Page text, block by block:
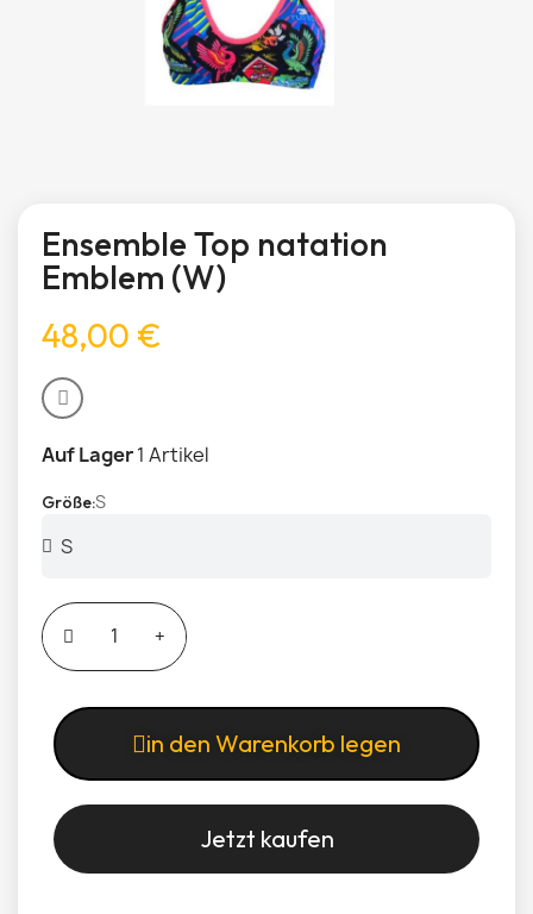
Ensemble Top natation
Emblem (W)
48,00 €
Auf Lager1 Artikel
GrößeS
in den Warenkorb legen
Jetzt kaufen